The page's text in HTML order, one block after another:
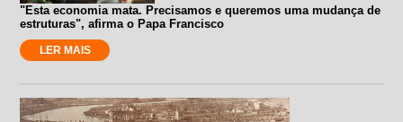
"Esta economia mata. Precisamos e queremos uma mudança de
estruturas", afirma o Papa Francisco
LER MAIS